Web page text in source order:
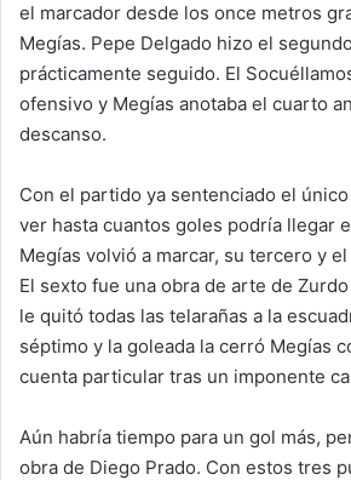
el marcador desde los once metros
Megías. Pepe Delgado hizo el
prácticamente seguido. El
ofensivo y Megías anotaba el cuarto
descanso.
Con el partido ya sentenciado el
ver hasta cuantos goles podría llegar
Megías volvió a marcar, su tercero y
El sexto fue una obra de arte de
le quitó todas las telarañas a la
séptimo y la goleada la cerró Megías
cuenta particular tras un imponente
Aún habría tiempo para un gol más,
obra de Diego Prado. Con estos tres